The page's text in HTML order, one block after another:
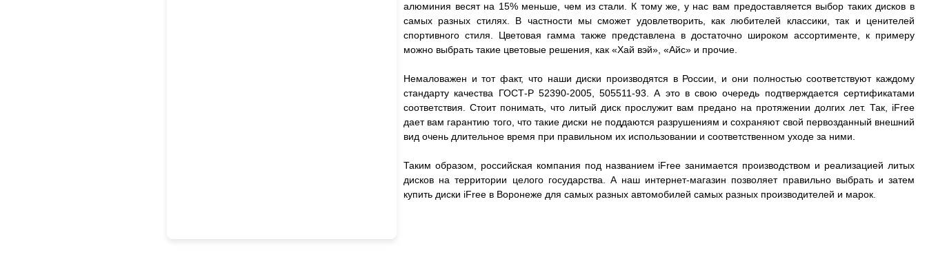
алюминия весят на 15% меньше, чем из стали. К тому же, у нас вам предоставляется выбор таких дисков в
самых разных стилях. В частности мы сможет удовлетворить, как любителей классики, так и ценителей
спортивного стиля. Цветовая гамма также представлена в достаточно широком ассортименте, к примеру
можно выбрать такие цветовые решения, как «Хай вэй», «Айс» и прочие.
Немаловажен и тот факт, что наши диски производятся в России, и они полностью соответствуют каждому
стандарту качества ГОСТ-Р 52390-2005, 505511-93. А это в свою очередь подтверждается сертификатами
соответствия. Стоит понимать, что литый диск прослужит вам предано на протяжении долгих лет. Так, iFree
дает вам гарантию того, что такие диски не поддаются разрушениям и сохраняют свой первозданный внешний
вид очень длительное время при правильном их использовании и соответственном уходе за ними.
Таким образом, российская компания под названием iFree занимается производством и реализацией литых
дисков на территории целого государства. А наш интернет-магазин позволяет правильно выбрать и затем
купить диски iFree в Воронеже для самых разных автомобилей самых разных производителей и марок.